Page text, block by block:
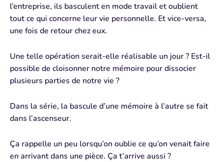
l’entreprise, ils basculent en mode travailet oublient
tout ce qui concerne leurvie personnelle. Et vice-versa,
une fois de retour chez eux.
Une telle opération serait-elle réalisable un jour ? Est-il
possible de cloisonner notre mémoire pour dissocier
plusieurs parties de notre vie ?
Dans la série, la bascule d’une mémoire à l’autre se fait
dans l’ascenseur.
Ça rappelle un peu lorsqu’on oublie ce qu’on venait faire
en arrivant dans une pièce. Ça t’arrive aussi ?